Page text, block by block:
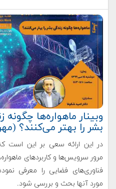
وبینار ماهواره‌ها چگونه
بشر را بهتر می‌کنند؟ (مهر
در این ارائه سعی بر این است
مرور سرویس‌ها و کاربردهای
فناوری‌های فضایی را معرفی
مورد آنها بحث و بررسی شود.